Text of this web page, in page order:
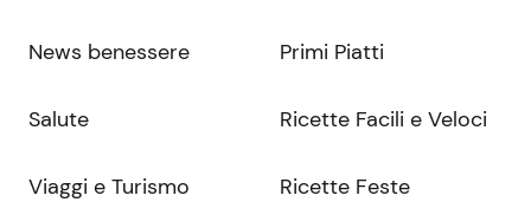
News benessere
Salute
Viaggi e Turismo
Primi Piatti
Ricette Facili e Veloci
Ricette Feste